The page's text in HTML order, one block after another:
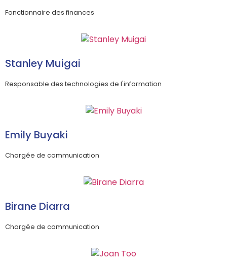
Fonctionnaire des finances
Stanley Muigai
Responsable des technologies de l'information
Emily Buyaki
Chargée de communication
Birane Diarra
Chargée de communication